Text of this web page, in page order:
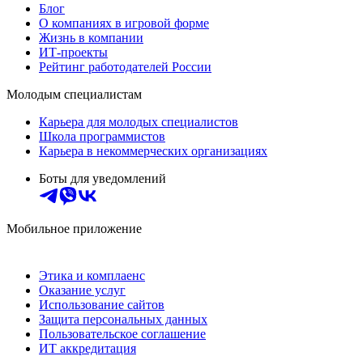
Блог
О компаниях в игровой форме
Жизнь в компании
ИТ-проекты
Рейтинг работодателей России
Молодым специалистам
Карьера для молодых специалистов
Школа программистов
Карьера в некоммерческих организациях
Боты для уведомлений
Мобильное приложение
Этика и комплаенс
Оказание услуг
Использование сайтов
Защита персональных данных
Пользовательское соглашение
ИТ аккредитация